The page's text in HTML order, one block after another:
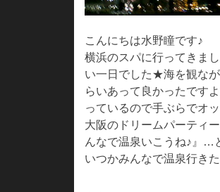
こんにちは水野瞳です♪
横浜のスパに行ってきま
い一日でした★海を観な
らいあって良かったです
っているので手ぶらでオッ
大阪のドリームパーティ
んなで温泉いこうね♪』
いつかみんなで温泉行き